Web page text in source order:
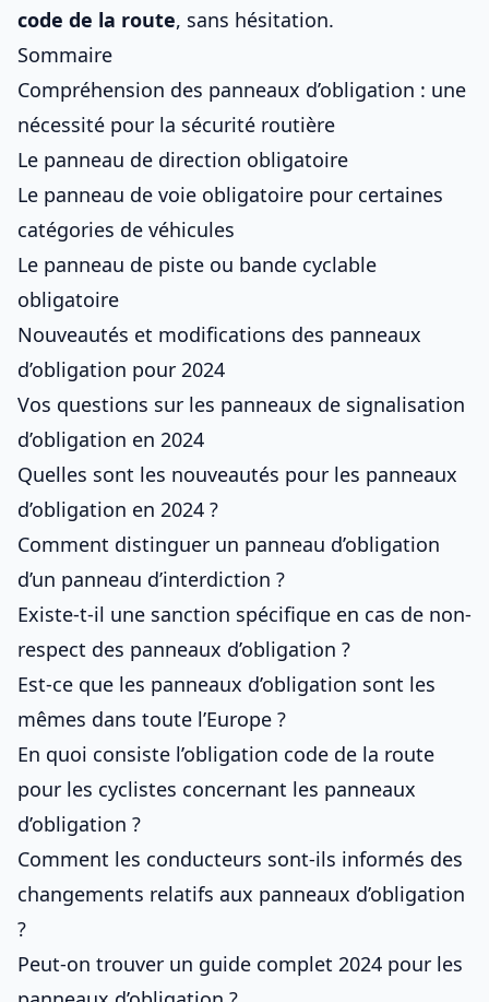
code de la route, sans hésitation.
Sommaire
Compréhension des panneaux d’obligation : une
nécessité pour la sécurité routière
Le panneau de direction obligatoire
Le panneau de voie obligatoire pour certaines
catégories de véhicules
Le panneau de piste ou bande cyclable
obligatoire
Nouveautés et modifications des panneaux
d’obligation pour 2024
Vos questions sur les panneaux de signalisation
d’obligation en 2024
Quelles sont les nouveautés pour les panneaux
d’obligation en 2024 ?
Comment distinguer un panneau d’obligation
d’un panneau d’interdiction ?
Existe-t-il une sanction spécifique en cas de non-
respect des panneaux d’obligation ?
Est-ce que les panneaux d’obligation sont les
mêmes dans toute l’Europe ?
En quoi consiste l’obligation code de la route
pour les cyclistes concernant les panneaux
d’obligation ?
Comment les conducteurs sont-ils informés des
changements relatifs aux panneaux d’obligation
?
Peut-on trouver un guide complet 2024 pour les